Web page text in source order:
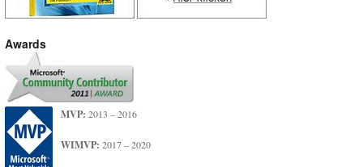
Awards
MVP: 2013 – 2016
WIMVP: 2017 – 2020